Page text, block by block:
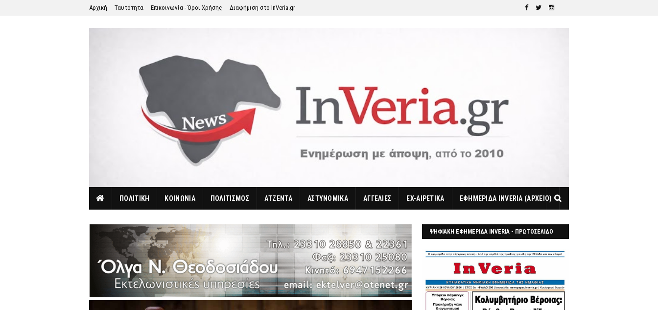
Αρχική Ταυτότητα Επικοινωνία - Όροι Χρήσης Διαφήμιση στο InVeria.gr
ΠΟΛΙΤΙΚΗ ΚΟΙΝΩΝΙΑ ΠΟΛΙΤΙΣΜΟΣ ΑΤΖΕΝΤΑ ΑΣΤΥΝΟΜΙΚΑ ΑΓΓΕΛΙΕΣ EX-ΑΙΡΕΤΙΚΑ ΕΦΗΜΕΡΙΔΑ INVERIA (ΑΡΧΕΙΟ)
ΨΗΦΙΑΚΗ ΕΦΗΜΕΡΙΔΑ INVERIA - ΠΡΩΤΟΣΕΛΙΔΟ